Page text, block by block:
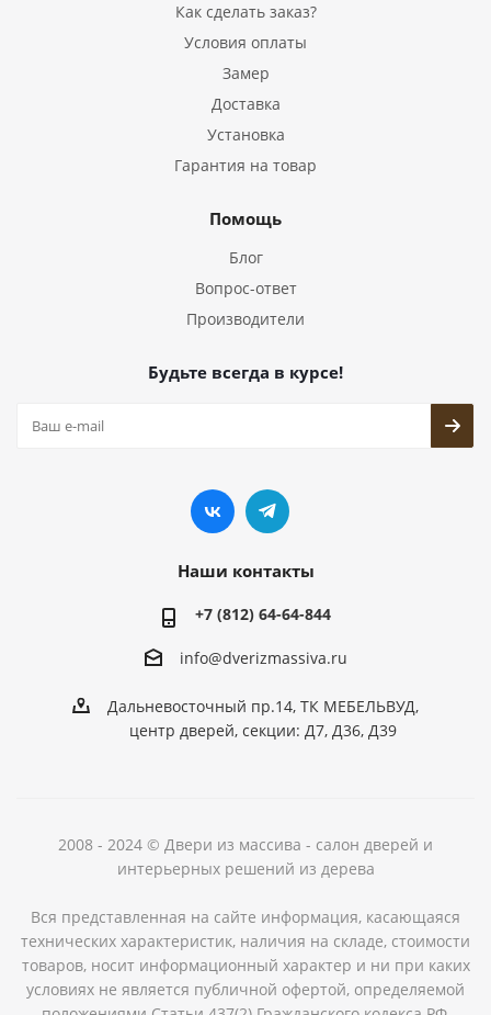
Как сделать заказ?
Условия оплаты
Замер
Доставка
Установка
Гарантия на товар
Помощь
Блог
Вопрос-ответ
Производители
Будьте всегда в курсе!
Наши контакты
+7 (812) 64-64-844
info@dverizmassiva.ru
Дальневосточный пр.14, ТК МЕБЕЛЬВУД,
центр дверей, секции: Д7, Д36, Д39
2008 - 2024 © Двери из массива - салон дверей и
интерьерных решений из дерева
Вся представленная на сайте информация, касающаяся
технических характеристик, наличия на складе, стоимости
товаров, носит информационный характер и ни при каких
условиях не является публичной офертой, определяемой